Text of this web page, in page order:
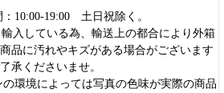
10:00-19:00 土日祝除く。
入している為、輸送上の都合により外箱
品に汚れやキズがある場合がございます
承くださいませ。
環境によっては写真の色味が実際の商品